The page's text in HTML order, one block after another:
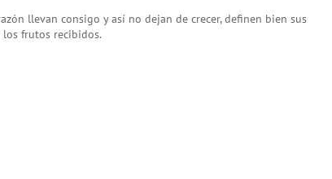
llevan consigo y así no dejan de crecer, definen bien sus
los frutos recibidos.